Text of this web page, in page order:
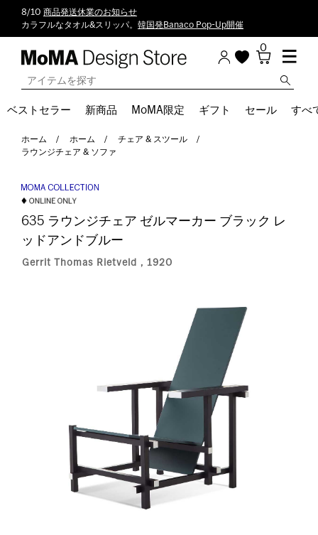
8/10 商品発送休業のお知らせ
カラフルなタオル&スリッパ。 韓国発Banaco Pop-Up開催
0
ベストセラー 新商品 MoMA限定 ギフト セール すべ
ホーム ホーム
チェア & スツール
ラウンジチェア & ソファ
635 ラウンジチェア ゼルマーカー ブラック レ
ッドアンドブルー
Gerrit Thomas Rietveld，1920